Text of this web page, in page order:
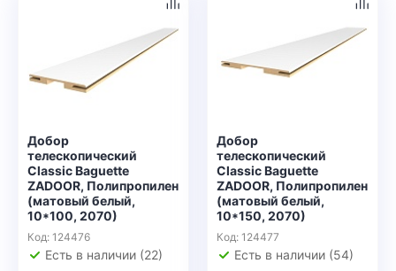
Добор
телескопический
Classic Baguette
ZADOOR, Полипропилен
(матовый белый,
10*100, 2070)
Код: 124476
Есть в наличии (22)
Добор
телескопический
Classic Baguette
ZADOOR, Полипропилен
(матовый белый,
10*150, 2070)
Код: 124477
Есть в наличии (54)